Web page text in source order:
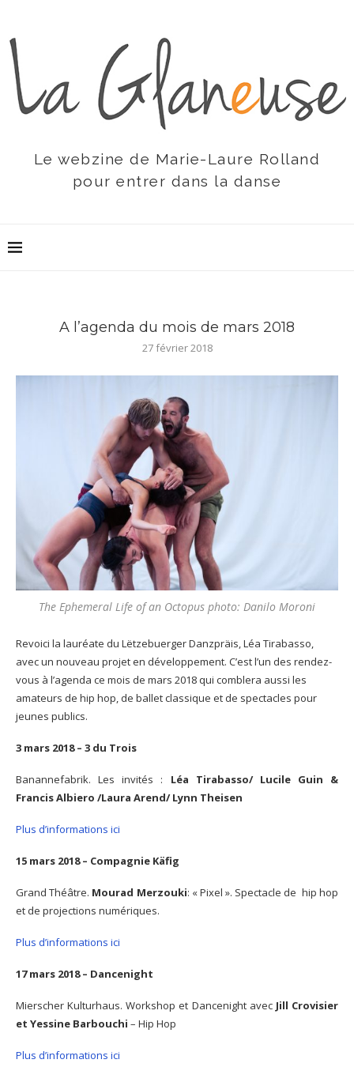
Le webzine de Marie-Laure Rolland
pour entrer dans la danse
A l’agenda du mois de mars 2018
27 février 2018
The Ephemeral Life of an Octopus photo: Danilo Moroni
Revoici la lauréate du Lëtzebuerger Danzpräis, Léa Tirabasso,
avec un nouveau projet en développement. C’est l’un des rendez-
vous à l’agenda ce mois de mars 2018 qui comblera aussi les
amateurs de hip hop, de ballet classique et de spectacles pour
jeunes publics.
3 mars 2018 – 3 du Trois
Banannefabrik. Les invités : Léa Tirabasso/ Lucile Guin &
Francis Albiero /Laura Arend/ Lynn Theisen
Plus d’informations ici
15 mars 2018 – Compagnie Käfig
Grand Théâtre. Mourad Merzouki: « Pixel ». Spectacle de hip hop
et de projections numériques.
Plus d’informations ici
17 mars 2018 – Dancenight
Mierscher Kulturhaus. Workshop et Dancenight avec Jill Crovisier
et Yessine Barbouchi – Hip Hop
Plus d’informations ici